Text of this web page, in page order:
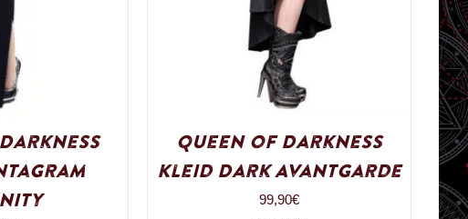
Queen of Darkness
Kleid Dark Avantgarde
99,90€